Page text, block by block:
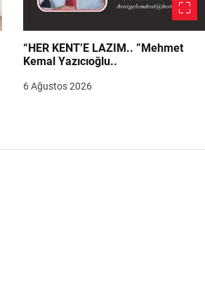
“HER KENT’E LAZIM.. ”Mehmet
Kemal Yazıcıoğlu..
6 Ağustos 2026